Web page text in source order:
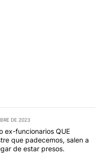
DE 2023
ex-funcionarios QUE
que padecemos, salen a
de estar presos.